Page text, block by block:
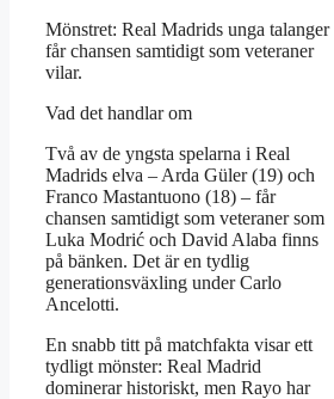
Mönstret: Real Madrids unga talanger
får chansen samtidigt som veteraner
vilar.
Vad det handlar om
Två av de yngsta spelarna i Real
Madrids elva – Arda Güler (19) och
Franco Mastantuono (18) – får
chansen samtidigt som veteraner som
Luka Modrić och David Alaba finns
på bänken. Det är en tydlig
generationsväxling under Carlo
Ancelotti.
En snabb titt på matchfakta visar ett
tydligt mönster: Real Madrid
dominerar historiskt, men Rayo har